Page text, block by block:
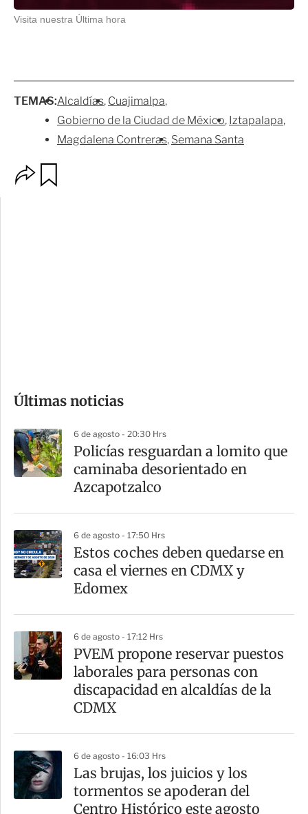
Visita nuestra Última hora
TEMAS:Alcaldías Cuajimalpa
Gobierno de la Ciudad de México Iztapalapa
Magdalena Contreras Semana Santa
m
a
r
t
Últimas noticias
6 de agosto - 20:30 Hrs
Policías resguardan a lomito que
caminaba desorientado en
Azcapotzalco
6 de agosto - 17:50 Hrs
Estos coches deben quedarse en
casa el viernes en CDMX y
Edomex
6 de agosto - 17:12 Hrs
PVEM propone reservar puestos
laborales para personas con
discapacidad en alcaldías de la
CDMX
6 de agosto - 16:03 Hrs
Las brujas, los juicios y los
tormentos se apoderan del
Centro Histórico este agosto